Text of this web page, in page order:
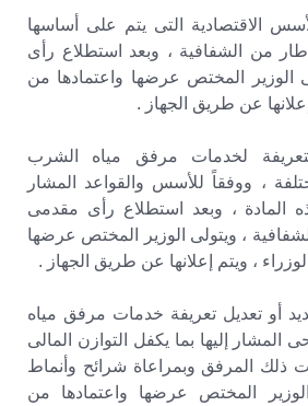
الاقتصادية التى يتم على أساسها
من الشفافية ، وبعد استطلاع رأى
الوزير المختص عرضها واعتمادها من
عن طريق الجهاز .
لخدمات مرفق مياه الشرب
، ووفقاً للأسس والقواعد المشار
۱۱ من هذه المادة ، وبعد استطلاع رأى مقدمى
، ويتولى الوزير المختص عرضها
، ويتم إعلانها عن طريق الجهاز .
أو تعديل تعريفة خدمات مرفق مياه
إليها بما يكفل التوازن المالى
ذلك المرفق وبمراعاة شرائح وأنماط
الوزير المختص عرضها واعتمادها من